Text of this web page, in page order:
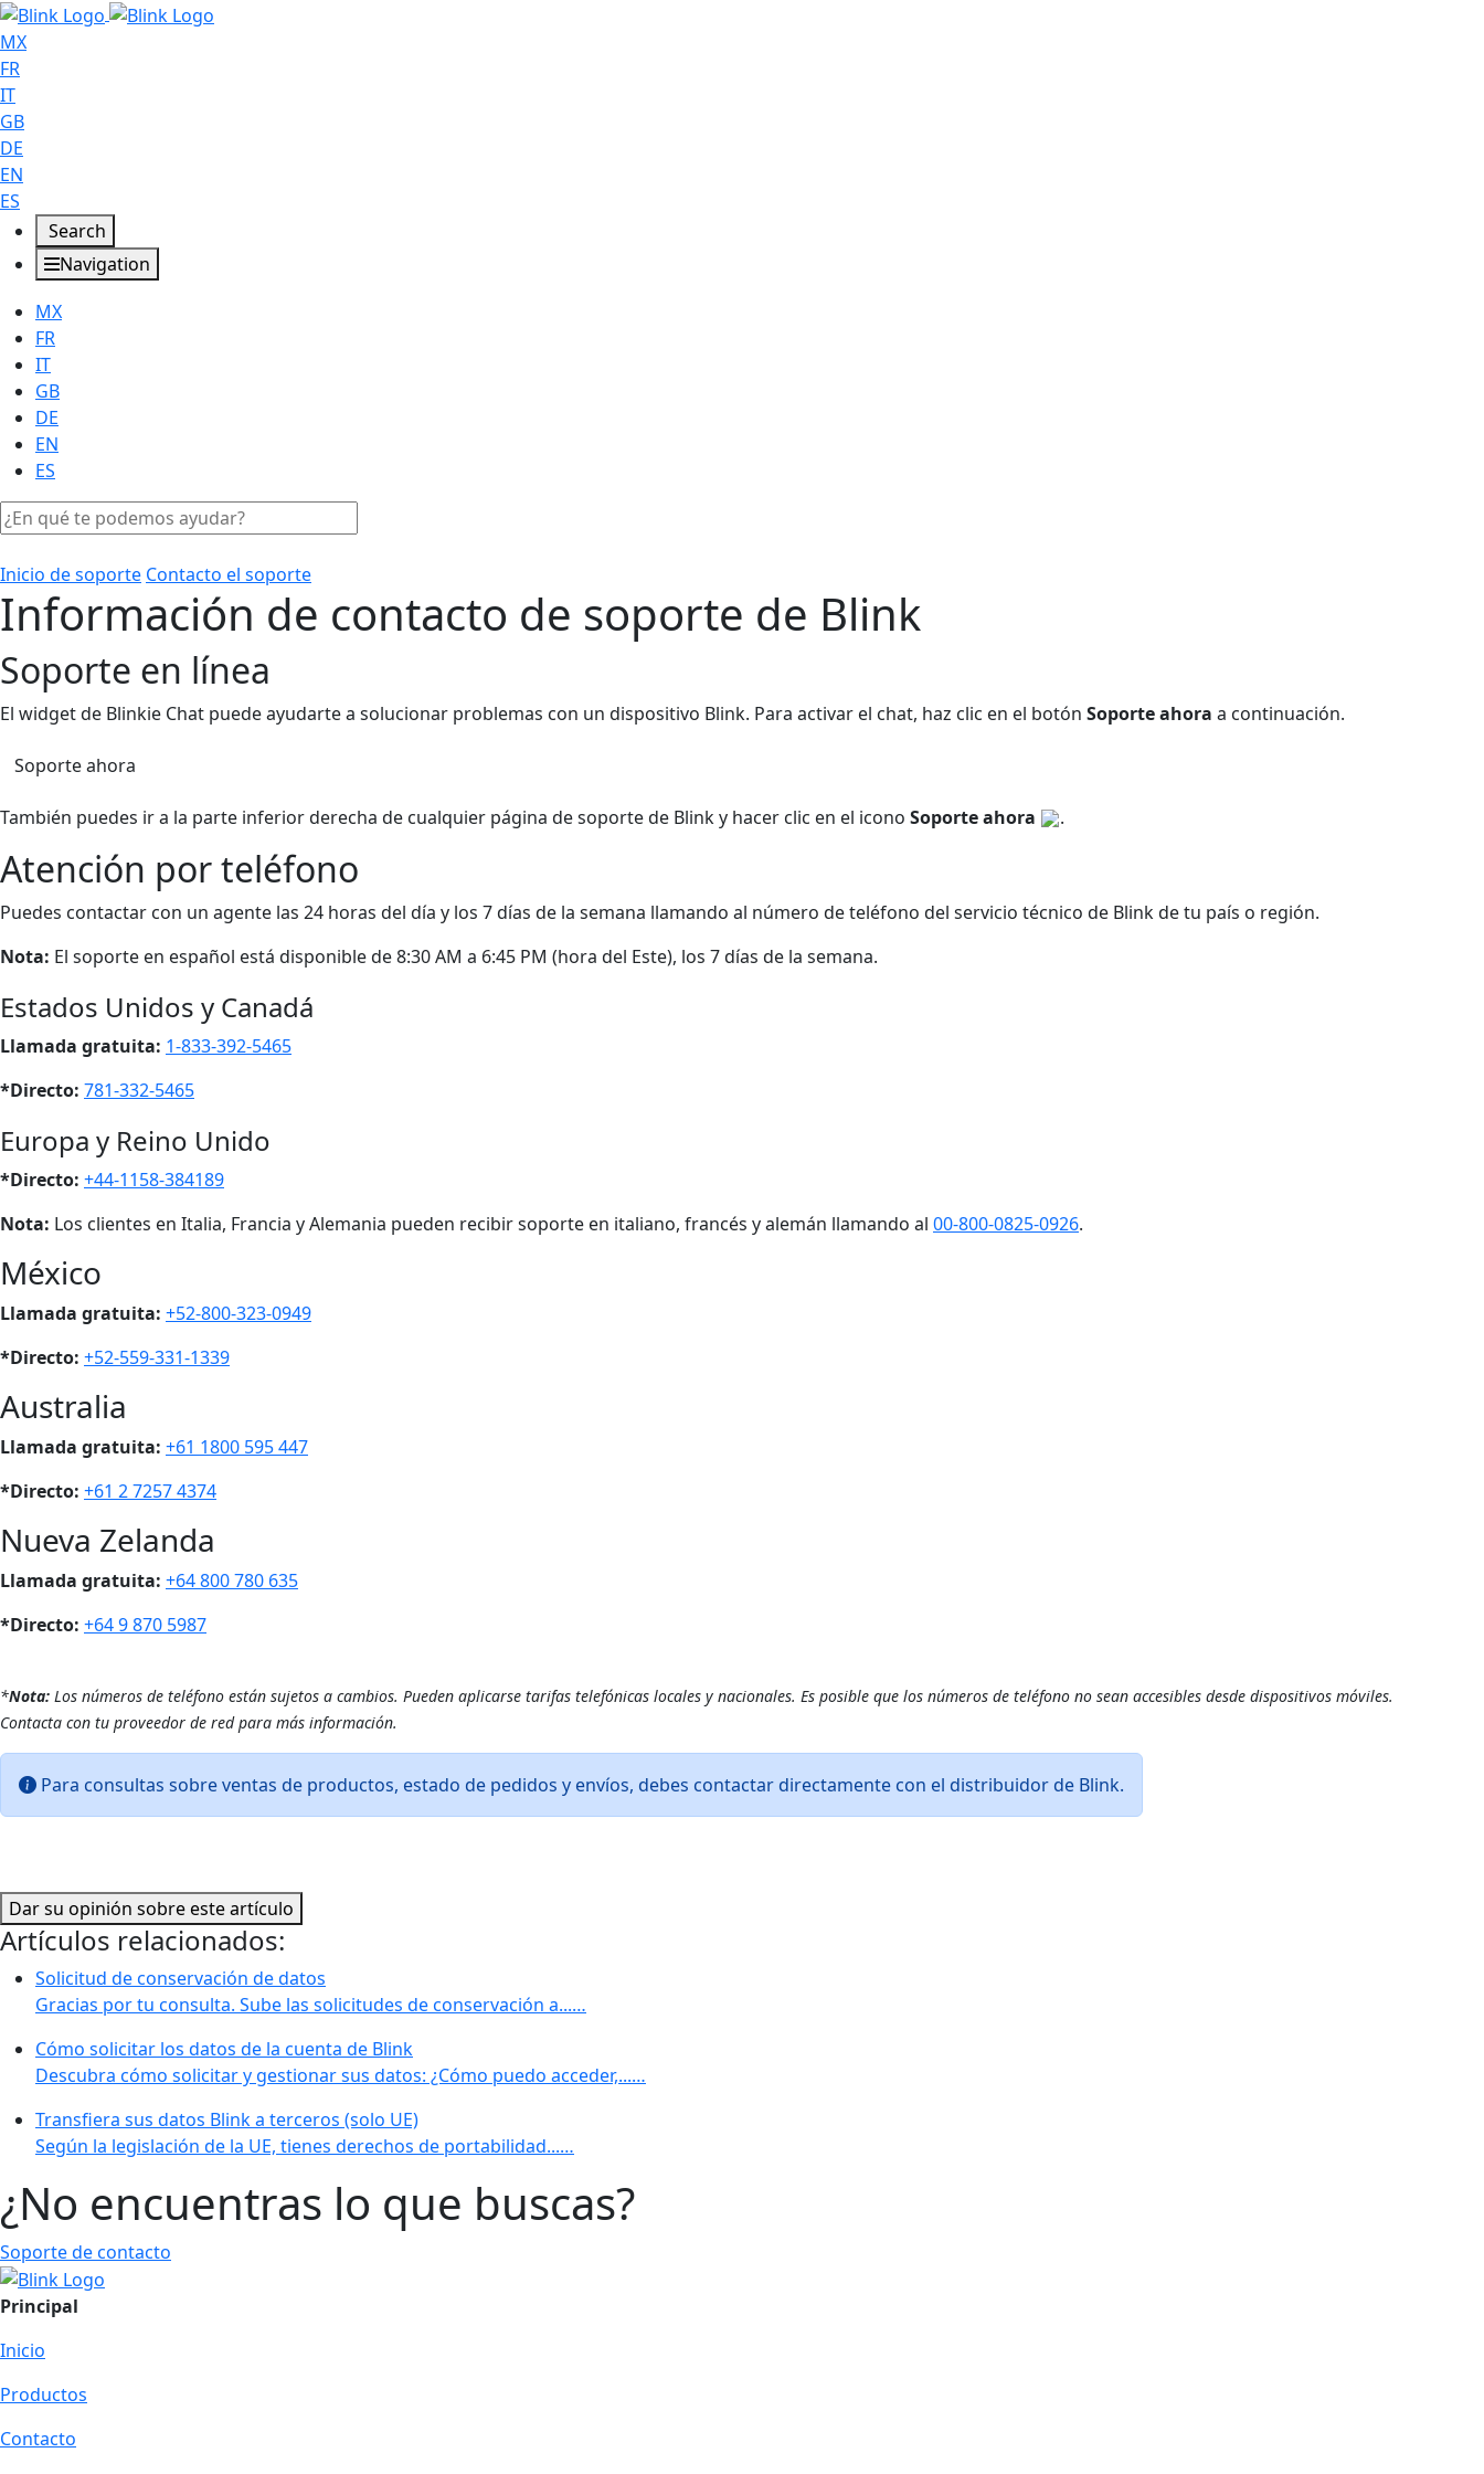
MX
FR
IT
GB
DE
EN
ES
Search
Navigation
MX
FR
IT
GB
DE
EN
ES
Inicio de soporte Contacto el soporte
Información de contacto de soporte de Blink
Soporte en línea
El widget de Blinkie Chat puede ayudarte a solucionar problemas con un dispositivo Blink. Para activar el chat, haz clic en el botón Soporte ahora a continuación.
Soporte ahora
También puedes ir a la parte inferior derecha de cualquier página de soporte de Blink y hacer clic en el icono Soporte ahora .
Atención por teléfono
Puedes contactar con un agente las 24 horas del día y los 7 días de la semana llamando al número de teléfono del servicio técnico de Blink de tu país o región.
Nota: El soporte en español está disponible de 8:30 AM a 6:45 PM (hora del Este), los 7 días de la semana.
Estados Unidos y Canadá
Llamada gratuita: 1-833-392-5465
*Directo: 781-332-5465
Europa y Reino Unido
*Directo: +44-1158-384189
Nota: Los clientes en Italia, Francia y Alemania pueden recibir soporte en italiano, francés y alemán llamando al 00-800-0825-0926.
México
Llamada gratuita: +52-800-323-0949
*Directo: +52-559-331-1339
Australia
Llamada gratuita: +61 1800 595 447
*Directo: +61 2 7257 4374
Nueva Zelanda
Llamada gratuita: +64 800 780 635
*Directo: +64 9 870 5987
*Nota: Los números de teléfono están sujetos a cambios. Pueden aplicarse tarifas telefónicas locales y nacionales. Es posible que los números de teléfono no sean accesibles desde dispositivos móviles.
Contacta con tu proveedor de red para más información.
Para consultas sobre ventas de productos, estado de pedidos y envíos, debes contactar directamente con el distribuidor de Blink.
Dar su opinión sobre este artículo
Artículos relacionados:
Solicitud de conservación de datos
Gracias por tu consulta. Sube las solicitudes de conservación a...…
Cómo solicitar los datos de la cuenta de Blink
Descubra cómo solicitar y gestionar sus datos: ¿Cómo puedo acceder,...…
Transfiera sus datos Blink a terceros (solo UE)
Según la legislación de la UE, tienes derechos de portabilidad...…
¿No encuentras lo que buscas?
Soporte de contacto
Principal
Inicio
Productos
Contacto